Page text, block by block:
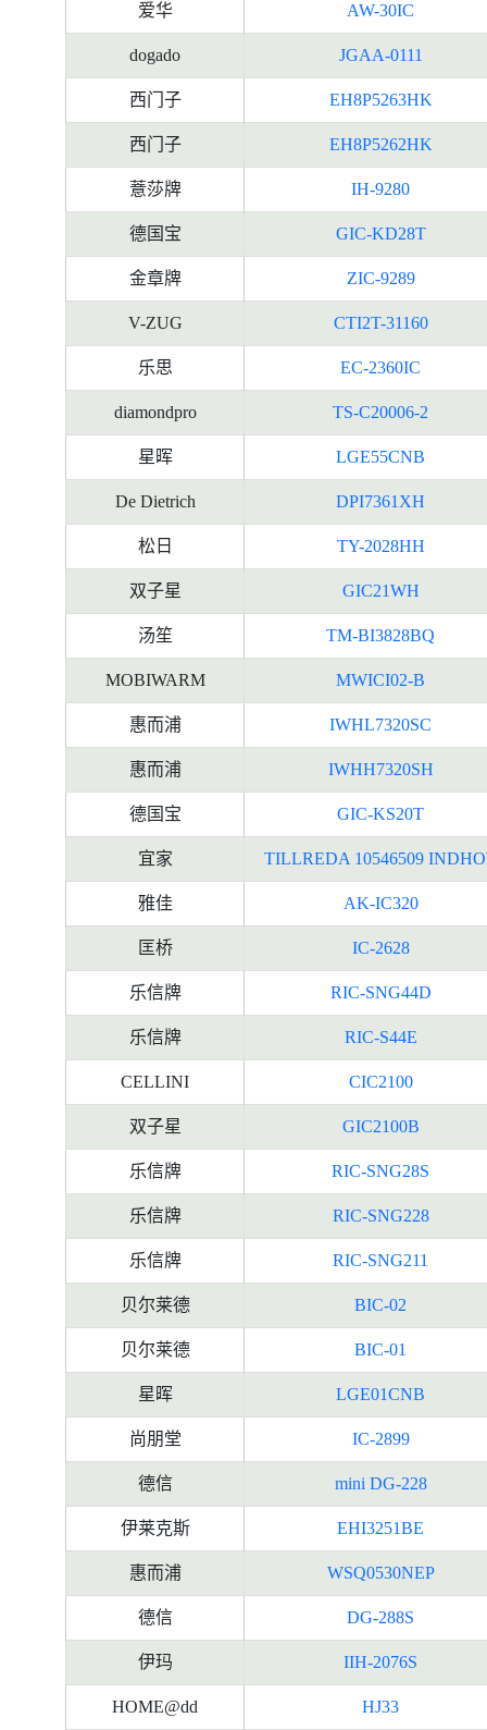
爱华 AW-30IC
dogado JGAA-0111
西门子 EH8P5263HK
西门子 EH8P5262HK
薏莎牌 IH-9280
德国宝 GIC-KD28T
金章牌 ZIC-9289
V-ZUG CTI2T-31160
乐思 EC-2360IC
diamondpro TS-C20006-2
星晖 LGE55CNB
De Dietrich DPI7361XH
松日 TY-2028HH
双子星 GIC21WH
汤笙 TM-BI3828BQ
MOBIWARM MWICI02-B
惠而浦 IWHL7320SC
惠而浦 IWHH7320SH
德国宝 GIC-KS20T
宜家 TILLREDA 10546509
雅佳 AK-IC320
匡桥 IC-2628
乐信牌 RIC-SNG44D
乐信牌 RIC-S44E
CELLINI CIC2100
双子星 GIC2100B
乐信牌 RIC-SNG28S
乐信牌 RIC-SNG228
乐信牌 RIC-SNG211
贝尔莱德 BIC-02
贝尔莱德 BIC-01
星晖 LGE01CNB
尚朋堂 IC-2899
德信 mini DG-228
伊莱克斯 EHI3251BE
惠而浦 WSQ0530NEP
德信 DG-288S
伊玛 IIH-2076S
HOME@dd HJ33